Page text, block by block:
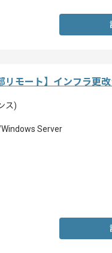
リモート】インフラ更
ス)
Server